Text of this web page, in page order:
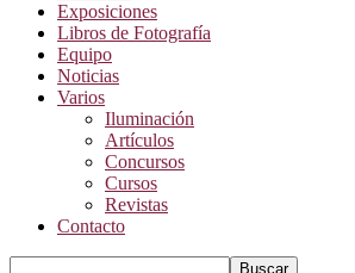
Exposiciones
Libros de Fotografía
Equipo
Noticias
Varios
Iluminación
Artículos
Concursos
Cursos
Revistas
Contacto